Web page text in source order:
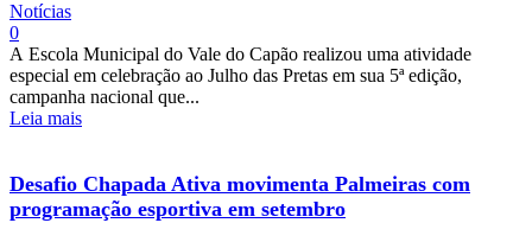
Notícias
0
A Escola Municipal do Vale do Capão realizou uma atividade
especial em celebração ao Julho das Pretas em sua 5ª edição,
campanha nacional que...
Leia mais
Desafio Chapada Ativa movimenta Palmeiras com
programação esportiva em setembro